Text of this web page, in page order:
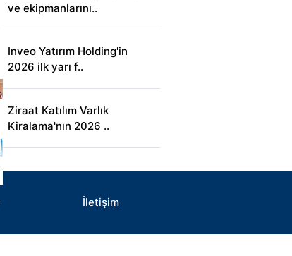
ve ekipmanlarını..
Inveo Yatırım Holding'in
2026 ilk yarı f..
Ziraat Katılım Varlık
Kiralama'nın 2026 ..
İletişim